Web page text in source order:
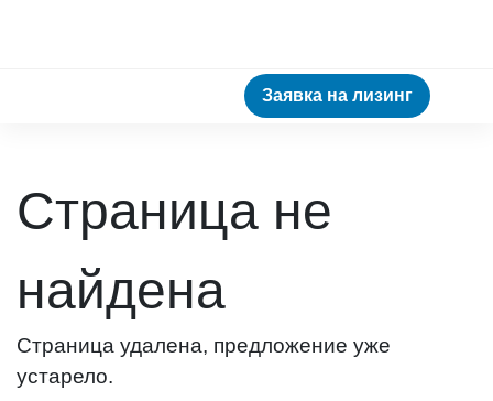
Заявка на лизинг
Страница не
найдена
Страница удалена, предложение уже
устарело.